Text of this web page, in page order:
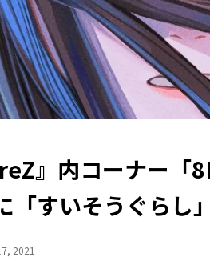
』内コーナー「
「すいそうぐらし
2021